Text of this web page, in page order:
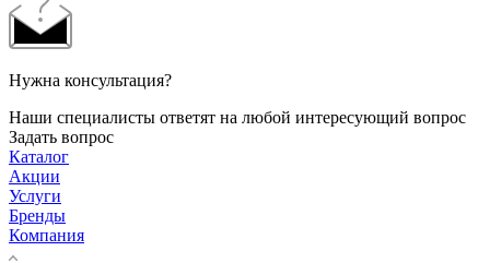
Нужна консультация?
Наши специалисты ответят на любой интересующий вопрос
Задать вопрос
Каталог
Акции
Услуги
Бренды
Компания